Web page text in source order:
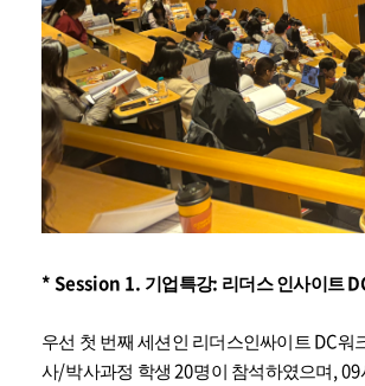
* Session 1. 기업특강: 리더스 인사이트
우선 첫 번째 세션인 리더스인싸이트 DC워
사/박사과정 학생20명이 참석하였으며 , 09